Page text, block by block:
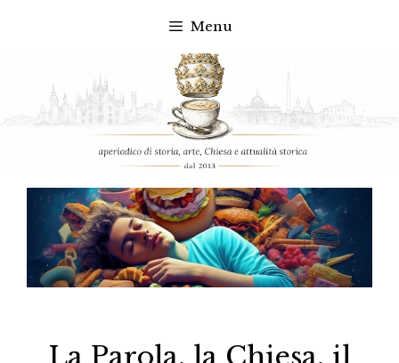
contenuto
Menu
La Parola, la Chiesa, il